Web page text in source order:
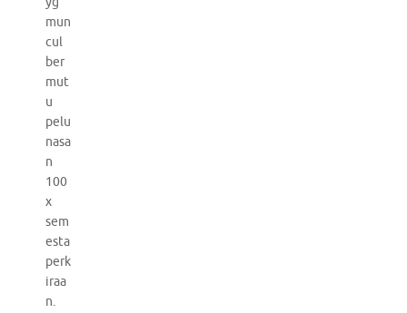
mun
cul
ber
mut
u
pelu
nasa
n
100
x
sem
esta
perk
iraa
n.